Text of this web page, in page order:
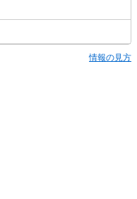
情報の見方